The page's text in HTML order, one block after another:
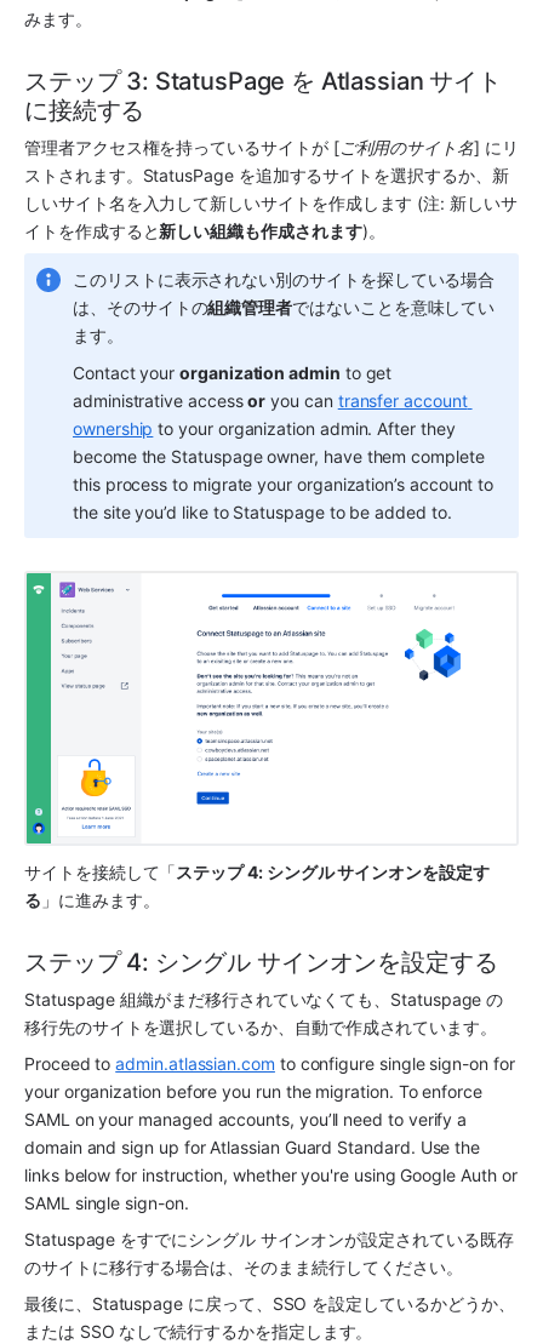
みます。
ステップ 3: StatusPage を Atlassian サイト
に接続する
管理者アクセス権を持っているサイトが [ご利用のサイト名] にリ
ストされます。StatusPage を追加するサイトを選択するか、新
しいサイト名を入力して新しいサイトを作成します (注: 新しいサ
イトを作成すると新しい組織も作成されます)。
このリストに表示されない別のサイトを探している場合
は、そのサイトの組織管理者ではないことを意味してい
ます。
Contact your organization admin to get
administrative access or you can transfer account
ownership to your organization admin. After they
become the Statuspage owner, have them complete
this process to migrate your organization’s account to
the site you’d like to Statuspage to be added to.
サイトを接続して「ステップ 4: シングル サインオンを設定す
る 」に進みます。
ステップ 4: シングル サインオンを設定する
Statuspage 組織がまだ移行されていなくても、Statuspage の
移行先のサイトを選択しているか、自動で作成されています。
Proceed to admin.atlassian.com to configure single sign-on for
your organization before you run the migration. To enforce
SAML on your managed accounts, you’ll need to verify a
domain and sign up for Atlassian Guard Standard. Use the
links below for instruction, whether you're using Google Auth or
SAML single sign-on.
Statuspage をすでにシングル サインオンが設定されている既存
のサイトに移行する場合は、そのまま続行してください。
最後に、Statuspage に戻って、SSO を設定しているかどうか、
または SSO なしで続行するかを指定します。